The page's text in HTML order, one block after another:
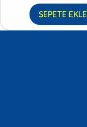
SEPETE EKLE